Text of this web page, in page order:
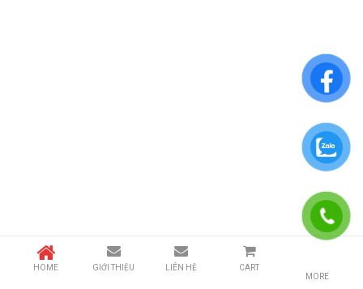
HOME GIỚI THIỆU LIÊN HỆ
CART
MORE